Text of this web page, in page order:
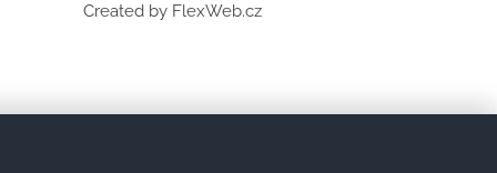
Created by FlexWeb.cz